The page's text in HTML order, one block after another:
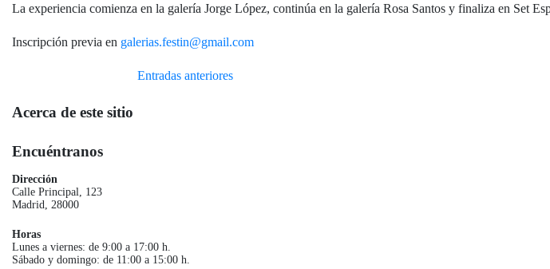
La experiencia comienza en la galería Jorge López, continúa en la galería Rosa Santos y finaliza en Set
Inscripción previa en galerias.festin@gmail.com
Entradas anteriores
Acerca de este sitio
Encuéntranos
Dirección
Calle Principal, 123
Madrid, 28000
Horas
Lunes a viernes: de 9:00 a 17:00 h.
Sábado y domingo: de 11:00 a 15:00 h.